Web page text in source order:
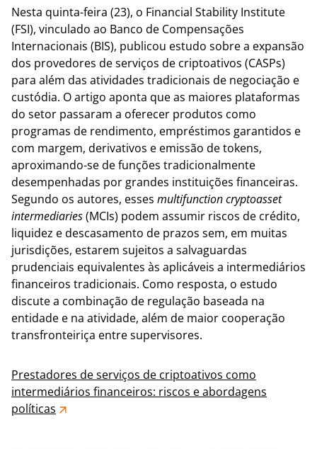
Nesta quinta-feira (23), o Financial Stability Institute
(FSI), vinculado ao Banco de Compensações
Internacionais (BIS), publicou estudo sobre a expansão
dos provedores de serviços de criptoativos (CASPs)
para além das atividades tradicionais de negociação e
custódia. O artigo aponta que as maiores plataformas
do setor passaram a oferecer produtos como
programas de rendimento, empréstimos garantidos e
com margem, derivativos e emissão de tokens,
aproximando-se de funções tradicionalmente
desempenhadas por grandes instituições financeiras.
Segundo os autores, esses multifunction cryptoasset
intermediaries(MCIs) podem assumir riscos de crédito,
liquidez e descasamento de prazos sem, em muitas
jurisdições, estarem sujeitos a salvaguardas
prudenciais equivalentes às aplicáveis a intermediários
financeiros tradicionais. Como resposta, o estudo
discute a combinação de regulação baseada na
entidade e na atividade, além de maior cooperação
transfronteiriça entre supervisores.
Prestadores de serviços de criptoativos como
intermediários financeiros: riscos e abordagens
políticas